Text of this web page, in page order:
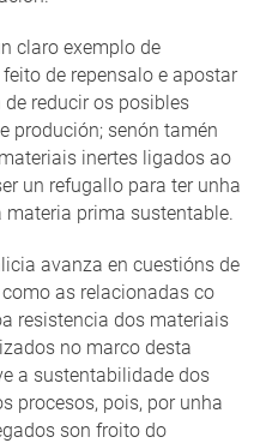
claro exemplo de
de repensalo e apostar
reducir os posibles
produción; senón tamén
inertes ligados ao
un refugallo para ter unha
prima sustentable.
avanza en cuestións de
as relacionadas co
resistencia dos materiais
no marco desta
a sustentabilidade dos
procesos, pois, por unha
son froito do